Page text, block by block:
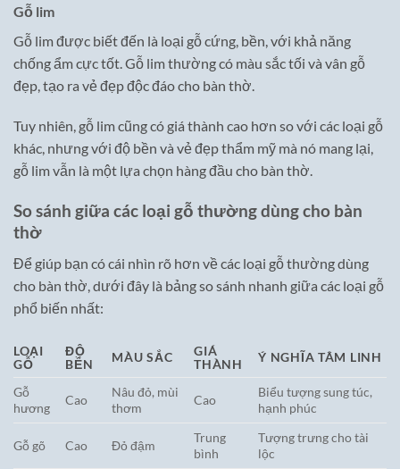
Gỗ lim
Gỗ lim được biết đến là loại gỗ cứng, bền, với khả năng
chống ẩm cực tốt. Gỗ lim thường có màu sắc tối và vân gỗ
đẹp, tạo ra vẻ đẹp độc đáo cho bàn thờ.
Tuy nhiên, gỗ lim cũng có giá thành cao hơn so với các loại gỗ
khác, nhưng với độ bền và vẻ đẹp thẩm mỹ mà nó mang lại,
gỗ lim vẫn là một lựa chọn hàng đầu cho bàn thờ.
So sánh giữa các loại gỗ thường dùng cho bàn
thờ
Để giúp bạn có cái nhìn rõ hơn về các loại gỗ thường dùng
cho bàn thờ, dưới đây là bảng so sánh nhanh giữa các loại gỗ
phổ biến nhất:
LOẠI
GỖ
ĐỘ
BỀN
MÀU SẮC
GIÁ
THÀNH
Ý NGHĨA TÂM LINH
Gỗ
hương
Cao
Nâu đỏ, mùi
thơm
Cao
Biểu tượng sung túc,
hạnh phúc
Gỗ gõ Cao Đỏ đậm
Trung
bình
Tượng trưng cho tài
lộc